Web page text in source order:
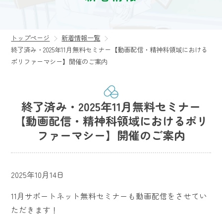
トップページ
新着情報一覧
終了済み・2025年11月無料セミナー【動画配信・精神科領域における
ポリファーマシー】開催のご案内
終了済み・2025年11月無料セミナー
【動画配信・精神科領域におけるポリ
ファーマシー】開催のご案内
2025年10月14日
11月サポートネット無料セミナーも動画配信をさせてい
ただきます！